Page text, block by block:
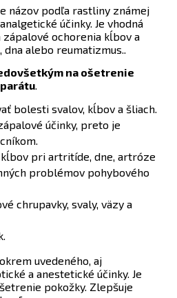
názov podľa rastliny známej
účinky. Je vhodná
ochorenia kĺbov a
alebo reumatizmus..
na ošetrenie
.
bolesti svalov, kĺbov a šliach.
účinky, preto je
pri artritíde, dne, artróze
problémov pohybového
chrupavky, svaly, väzy a
uvedeného, aj
a anestetické účinky. Je
pokožky. Zlepšuje